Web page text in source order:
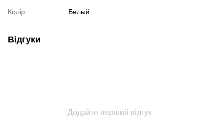
Колір Белый
Відгуки
Додайте перший відгук